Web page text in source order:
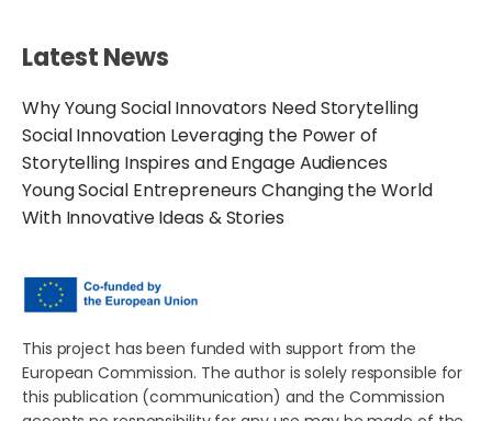
Latest News
Why Young Social Innovators Need Storytelling
Social Innovation Leveraging the Power of
Storytelling Inspires and Engage Audiences
Young Social Entrepreneurs Changing the World
With Innovative Ideas & Stories
This project has been funded with support from the
European Commission. The author is solely responsible for
this publication (communication) and the Commission